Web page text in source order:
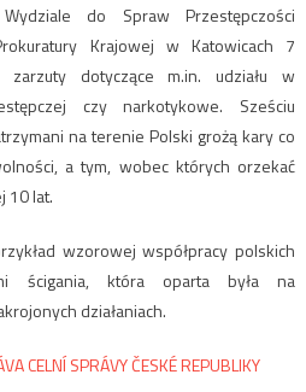
do Spraw Przestępczości
Krajowej w Katowicach 7
zarzuty dotyczące m.in. udziału w
czy narkotykowe. Sześciu
na terenie Polski grożą kary co
a tym, wobec których orzekać
10 lat.
wzorowej współpracy polskich
ścigania, która oparta była na
działaniach.
CELNÍ SPRÁVY ČESKÉ REPUBLIKY